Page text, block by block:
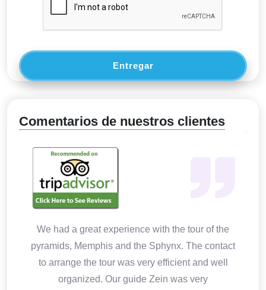
Entregar
Comentarios de nuestros clientes
We had a great experience with the tour of the
pyramids, Memphis and the Sphynx. The contact
to arrange the tour was very efficient and well
organized. Our guide Zein was very